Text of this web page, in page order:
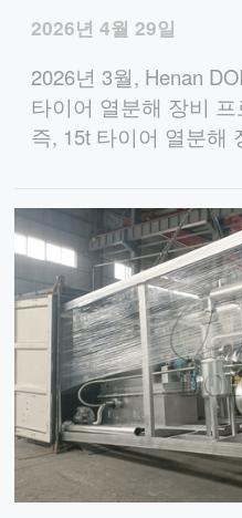
2026년 4월 29일
2026년 3월, Henan
타이어 열분해 장비
즉, 15t 타이어 열분해